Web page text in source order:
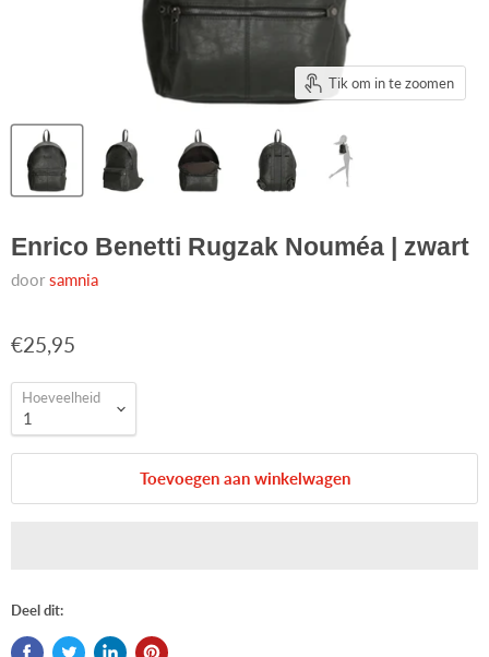
Tik om in te zoomen
Enrico Benetti Rugzak Nouméa | zwart
doorsamnia
€25,95
Hoeveelheid
Toevoegen aan winkelwagen
Deel dit: